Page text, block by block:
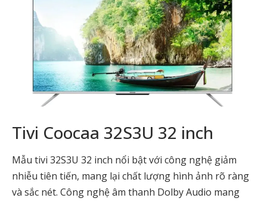
Tivi Coocaa 32S3U 32 inch
Mẫu tivi 32S3U 32 inch nổi bật với công nghệ giảm
nhiễu tiên tiến, mang lại chất lượng hình ảnh rõ ràng
và sắc nét. Công nghệ âm thanh Dolby Audio mang